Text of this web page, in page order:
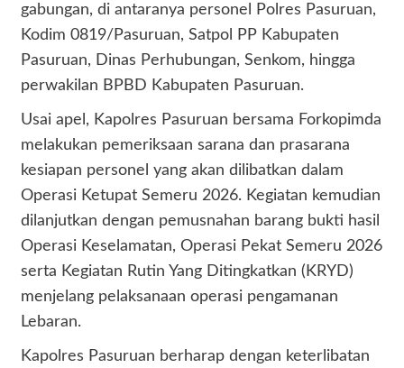
gabungan, di antaranya personel Polres Pasuruan,
Kodim 0819/Pasuruan, Satpol PP Kabupaten
Pasuruan, Dinas Perhubungan, Senkom, hingga
perwakilan BPBD Kabupaten Pasuruan.
Usai apel, Kapolres Pasuruan bersama Forkopimda
melakukan pemeriksaan sarana dan prasarana
kesiapan personel yang akan dilibatkan dalam
Operasi Ketupat Semeru 2026. Kegiatan kemudian
dilanjutkan dengan pemusnahan barang bukti hasil
Operasi Keselamatan, Operasi Pekat Semeru 2026
serta Kegiatan Rutin Yang Ditingkatkan (KRYD)
menjelang pelaksanaan operasi pengamanan
Lebaran.
Kapolres Pasuruan berharap dengan keterlibatan